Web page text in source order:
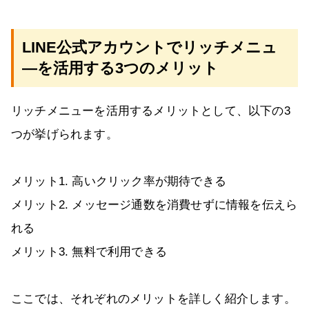
LINE公式アカウントでリッチメニュ
―を活用する3つのメリット
リッチメニューを活用するメリットとして、以下の3
つが挙げられます。
メリット1. 高いクリック率が期待できる
メリット2. メッセージ通数を消費せずに情報を伝えら
れる
メリット3. 無料で利用できる
ここでは、それぞれのメリットを詳しく紹介します。